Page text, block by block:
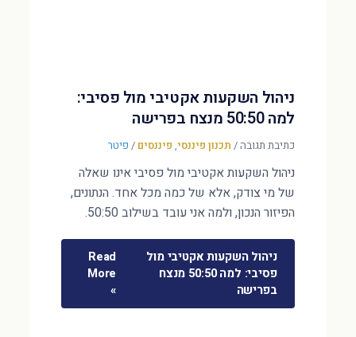
ניהול השקעות אקטיבי מול פסיבי:
למה 50:50 מנצח בפרישה
כתיבת תגובה/ תכנון פיננסי, פיננסים / פיטר
ניהול השקעות אקטיבי מול פסיבי אינו שאלה
של מי צודק, אלא של כמה מכל אחד. הנתונים,
הפיזור הנכון, ולמה אני עובד בשילוב 50:50.
ניהול השקעות אקטיבי מול
פסיבי: למה 50:50 מנצח
בפרישה
Read
More
»